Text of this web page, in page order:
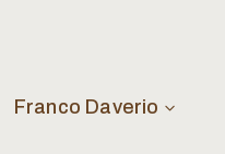
Franco Daverio